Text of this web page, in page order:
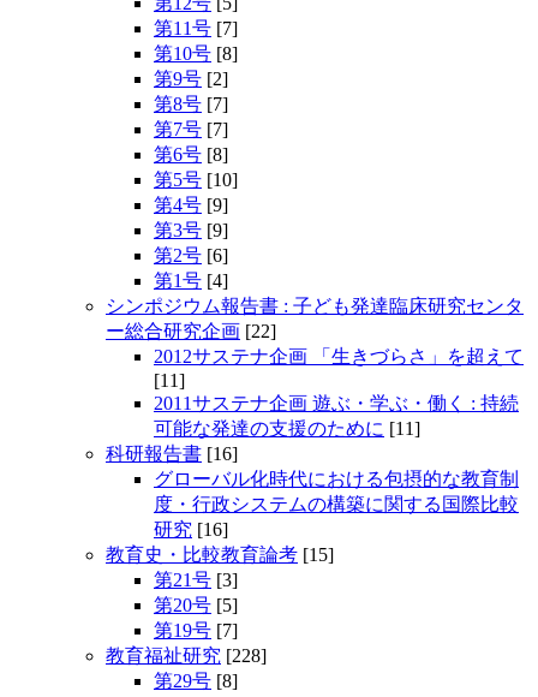
第11号 [7]
第10号 [8]
第9号 [2]
第8号 [7]
第7号 [7]
第6号 [8]
第5号 [10]
第4号 [9]
第3号 [9]
第2号 [6]
第1号 [4]
シンポジウム報告書 : 子ども発達臨床研究センタ
ー総合研究企画 [22]
2012サステナ企画 「生きづらさ」を超えて
[11]
2011サステナ企画 遊ぶ・学ぶ・働く : 持続
可能な発達の支援のために [11]
科研報告書 [16]
グローバル化時代における包摂的な教育制
度・行政システムの構築に関する国際比較
研究 [16]
教育史・比較教育論考 [15]
第21号 [3]
第20号 [5]
第19号 [7]
教育福祉研究 [228]
第29号 [8]